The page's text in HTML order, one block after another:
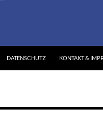
DATENSCHUTZ KONTAKT &